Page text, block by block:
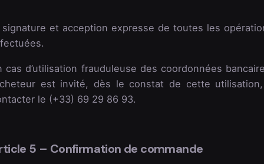
et acception expresse de toutes les
cas d’utilisation frauduleuse des coordonnées
est invité, dès le constat de cette
le (+33) 69 29 86 93.
5 – Confirmation de commande